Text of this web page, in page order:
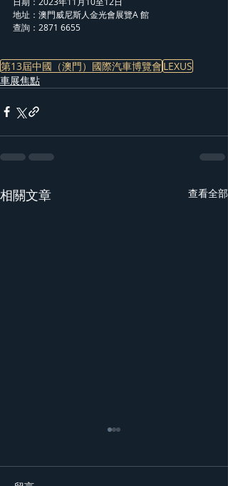
地址：澳門威尼斯人金光會展覽A 館
查詢：2871 6655
第13屆中國（澳門）國際汽車博覽會LEXUS
車展焦點
相關文章 查看全部